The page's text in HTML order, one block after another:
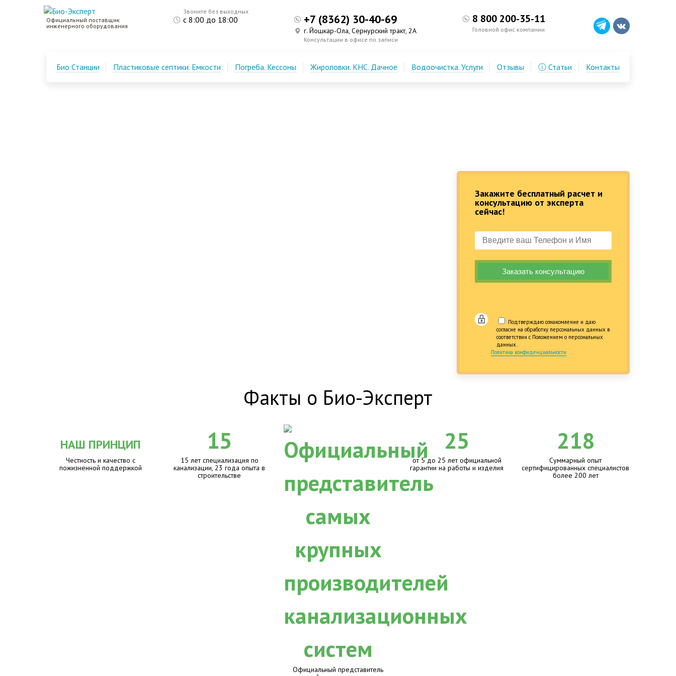
Закажите бесплатный расчет и
консультацию от эксперта
сейчас!
Подтверждаю ознакомление и даю
согласие на обработку персональных данных в
соответствии с Положением о персональных
данных.
Политика конфиденциальности
Официальный поставщик
инженерного оборудования
Звоните без выходных
с 8:00 до 18:00 +7 (8362) 30-40-69
г. Йошкар-Ола, Сернурский тракт, 2А
Консультации в офисе по записи
8 800 200-35-11
Головной офис компании
Био Станции Пластиковые септики. Емкости Погреба. Кессоны Жироловки. КНС. Дачное Водоочистка. Услуги Отзывы ⓘ Статьи Контакты
Факты о Био-Эксперт
НАШ ПРИНЦИП
Честность и качество с
пожизненной поддержкой
15
15 лет специализация по
канализации, 23 года опыта в
строительстве
Официальный представитель
25
от 5 до 25 лет официальной
гарантии на работы и изделия
218
Суммарный опыт
сертифицированных специалистов
более 200 лет